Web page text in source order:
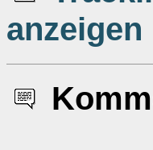
anzeigen